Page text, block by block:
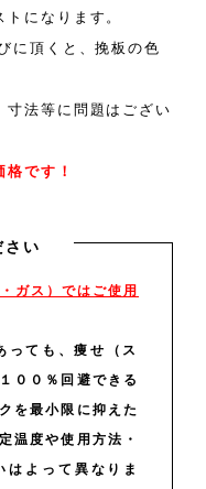
になります。
に頂くと、挽板の色
法等に問題はござい
です！
さい
ガス）ではご使用
っても、痩せ（ス
００％回避できる
を最小限に抑えた
温度や使用方法・
はよって異なりま